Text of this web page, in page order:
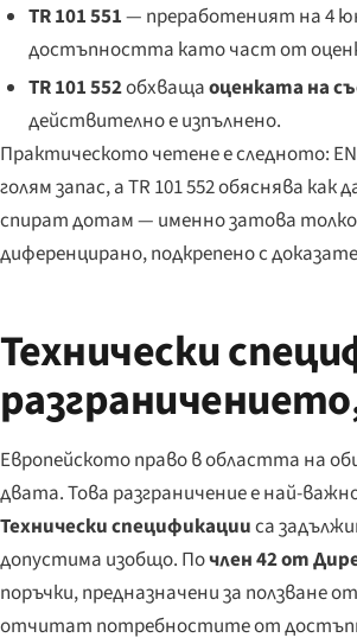
TR 101 551— преработеният на 4
достъпността като част от
TR 101 552обхващаоценката на
действително е изпълнено.
Практическото четене е следното:
голям запас, а TR 101 552 обяснява
спират дотам — именно затова
диференцирано, подкрепено с
Технически
Европейското право в областта на
двата. Това разграничение е най-
Технически спецификацииса
допустима изобщо. Почлен 42 от
поръчки, предназначени за ползване
отчитат потребностите от